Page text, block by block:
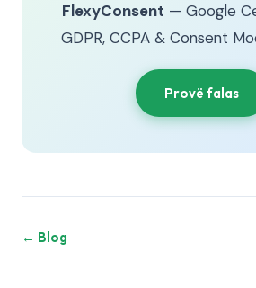
FlexyConsent — Google
GDPR, CCPA & Consent
Provë falas
← Blog